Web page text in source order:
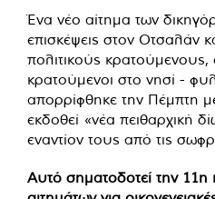
Ένα νέο αίτημα των
επισκέψεις στον Οτσαλάν
πολιτικούς κρατούμενους,
κρατούμενοι στο νησί -
απορρίφθηκε την Πέμπτη με
εκδοθεί «νέα πειθαρχική
εναντίον τους από τις
Αυτό σηματοδοτεί την 11η